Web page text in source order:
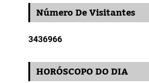
Número De Visitantes
3436966
HORÓSCOPO DO DIA